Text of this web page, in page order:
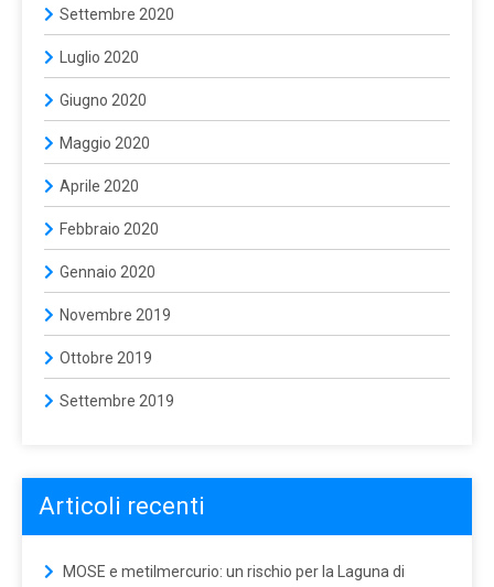
Settembre 2020
Luglio 2020
Giugno 2020
Maggio 2020
Aprile 2020
Febbraio 2020
Gennaio 2020
Novembre 2019
Ottobre 2019
Settembre 2019
Articoli recenti
MOSE e metilmercurio: un rischio per la Laguna di